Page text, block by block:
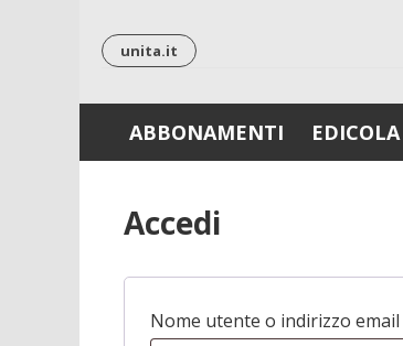
content
unita.it
ABBONAMENTI EDICOLA
Accedi
Nome utente o indirizzo email